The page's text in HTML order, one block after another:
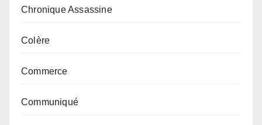
Chronique Assassine
Colère
Commerce
Communiqué